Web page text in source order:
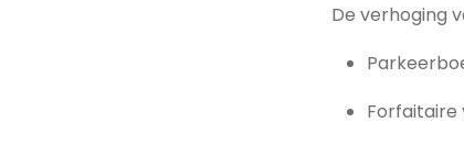
De verhoging